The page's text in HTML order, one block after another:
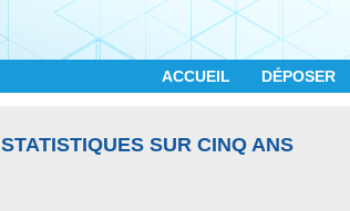
ACCUEIL DÉPOSER
STATISTIQUES SUR CINQ ANS